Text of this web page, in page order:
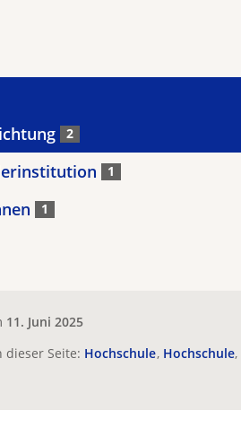
2
1
1
11. Juni 2025
dieser Seite: Hochschule Hochschule